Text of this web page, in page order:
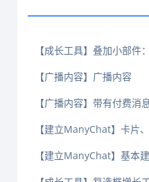
【成长工具】叠加小部件
【广播内容】广播内容
【广播内容】带有付费消
【建立ManyChat】卡片
【建立ManyChat】基本